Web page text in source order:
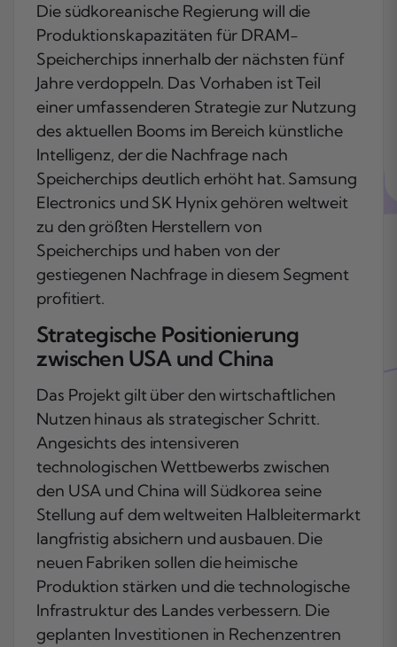
Die südkoreanische Regierung will die
Produktionskapazitäten für DRAM-
Speicherchips innerhalb der nächsten fünf
Jahre verdoppeln. Das Vorhaben ist Teil
einer umfassenderen Strategie zur Nutzung
des aktuellen Booms im Bereich künstliche
Intelligenz, der die Nachfrage nach
Speicherchips deutlich erhöht hat. Samsung
Electronics und SK Hynix gehören weltweit
zu den größten Herstellern von
Speicherchips und haben von der
gestiegenen Nachfrage in diesem Segment
profitiert.
Strategische Positionierung
zwischen USA und China
Das Projekt gilt über den wirtschaftlichen
Nutzen hinaus als strategischer Schritt.
Angesichts des intensiveren
technologischen Wettbewerbs zwischen
den USA und China will Südkorea seine
Stellung auf dem weltweiten Halbleitermarkt
langfristig absichern und ausbauen. Die
neuen Fabriken sollen die heimische
Produktion stärken und die technologische
Infrastruktur des Landes verbessern. Die
geplanten Investitionen in Rechenzentren